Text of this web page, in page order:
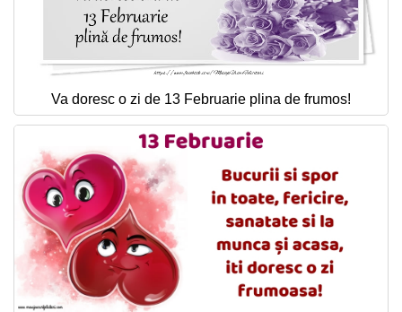
Va doresc o zi de 13 Februarie plina de frumos!